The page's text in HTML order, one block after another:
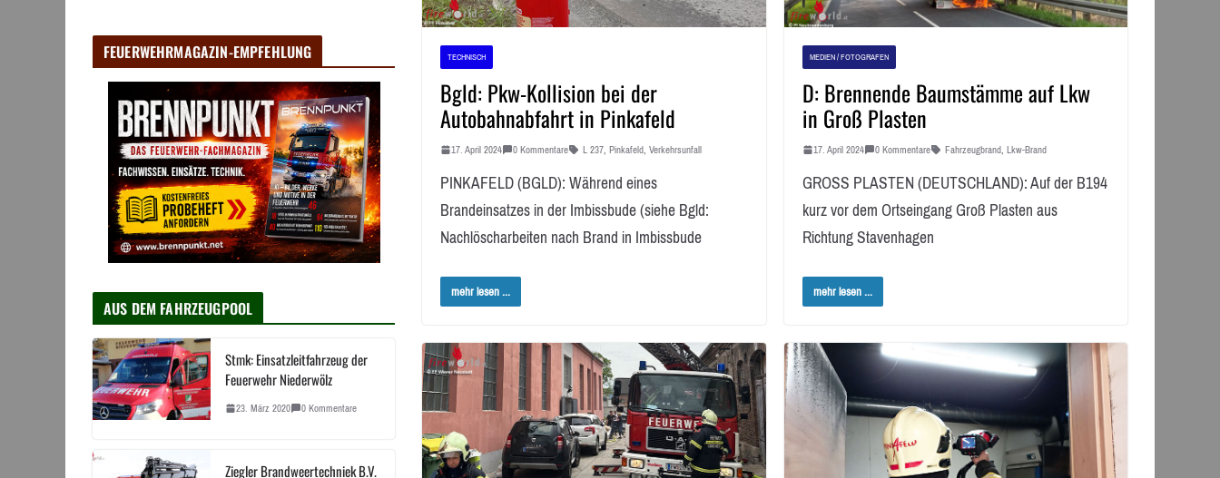
TECHNISCH
Bgld: Pkw-Kollision bei der
Autobahnabfahrt in Pinkafeld
17. April 2024 0 Kommentare L 237, Pinkafeld, Verkehrsunfall
PINKAFELD (BGLD): Während eines
Brandeinsatzes in der Imbissbude (siehe Bgld:
Nachlöscharbeiten nach Brand in Imbissbude
mehr lesen ...
MEDIEN / FOTOGRAFEN
D: Brennende Baumstämme auf Lkw
in Groß Plasten
17. April 2024 0 Kommentare Fahrzeugbrand, Lkw-Brand
GROSS PLASTEN (DEUTSCHLAND): Auf der B194
kurz vor dem Ortseingang Groß Plasten aus
Richtung Stavenhagen
mehr lesen ...
FEUERWEHRMAGAZIN-EMPFEHLUNG
AUS DEM FAHRZEUGPOOL
Stmk: Einsatzleitfahrzeug der
Feuerwehr Niederwölz
23. März 2020 0 Kommentare
Ziegler Brandweertechniek B.V.